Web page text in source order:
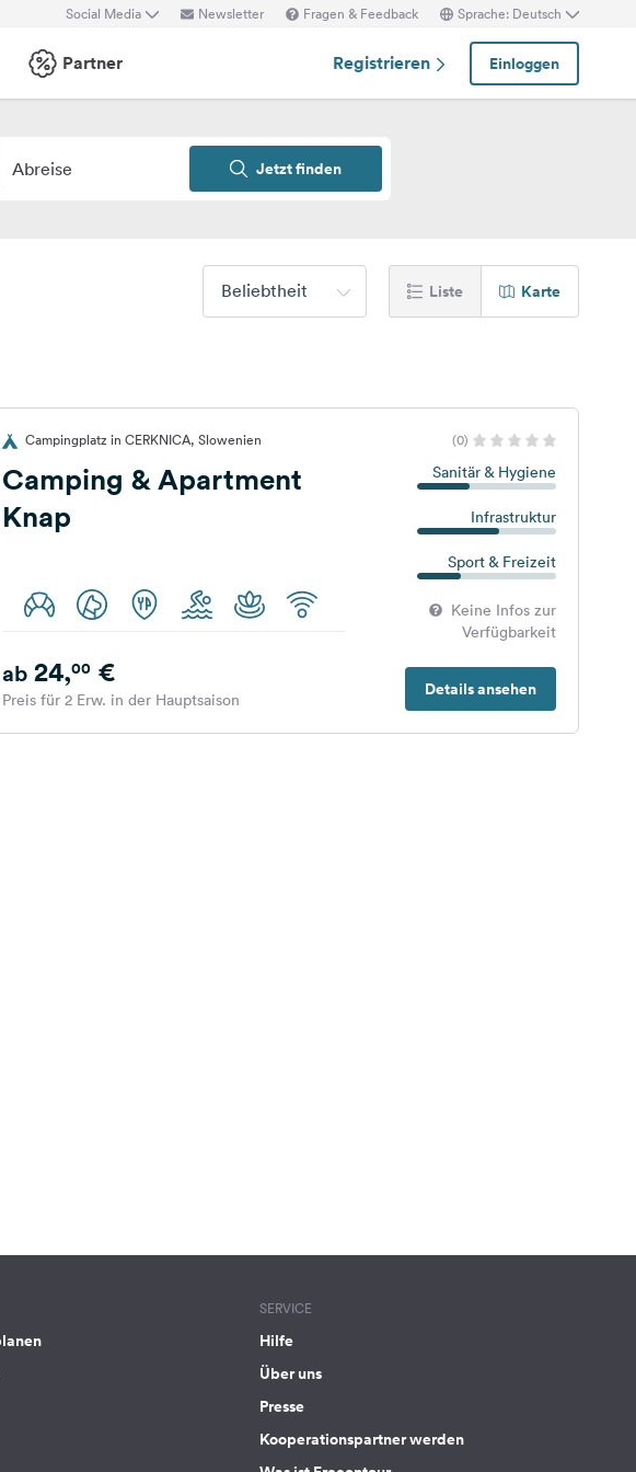
Social Media Newsletter Fragen & Feedback Sprache: Deutsch
Partner Registrieren Einloggen
Abreise Jetzt finden
Beliebtheit Liste Karte
Campingplatz in CERKNICA, Slowenien (0)
Camping & Apartment
Knap
Sanitär & Hygiene
Infrastruktur
Sport & Freizeit
Keine Infos zur
Verfügbarkeit
Details ansehen
ab24,00€
Preis für 2 Erw. in der Hauptsaison
SERVICE
Hilfe
Über uns
Presse
Kooperationspartner werden